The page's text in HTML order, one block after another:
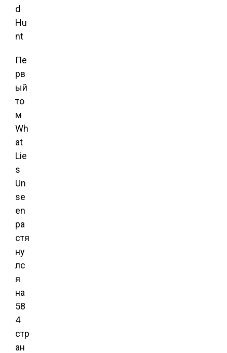
Пе
рв
ый
то
м
Wh
at
Lie
s
Un
se
en
ра
стя
ну
лс
я
на
58
4
стр
ан